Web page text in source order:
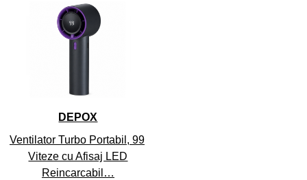
DEPOX
Ventilator Turbo Portabil, 99
Viteze cu Afisaj LED
Reincarcabil…